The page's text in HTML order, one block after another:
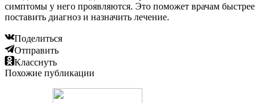
симптомы у него проявляются. Это поможет врачам быстрее
поставить диагноз и назначить лечение.
Поделиться
Отправить
Класснуть
Похожие публикации